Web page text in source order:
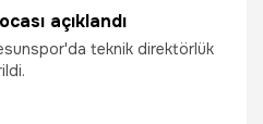
açıklandı
teknik direktörlük